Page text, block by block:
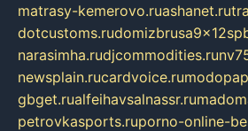
matrasy-kemerovo.ruashanet.ru
dotcustoms.ru
narasimha.rudjcommodities.ru
newsplain.rucardvoice.ru
gbget.rualfeihavsalnassr.ru
petrovkasports.ruporno-online-